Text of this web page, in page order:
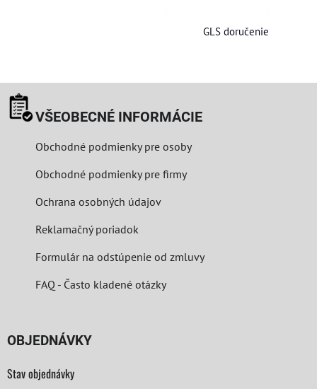
GLS doručenie
VŠEOBECNÉ INFORMÁCIE
Obchodné podmienky pre osoby
Obchodné podmienky pre firmy
Ochrana osobných údajov
Reklamačný poriadok
Formulár na odstúpenie od zmluvy
FAQ - Často kladené otázky
OBJEDNÁVKY
Stav objednávky